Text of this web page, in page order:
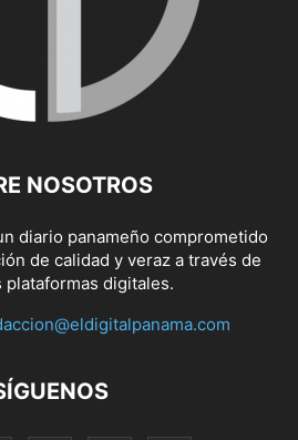
NOSOTROS
diario panameño comprometido
de calidad y veraz a través de
plataformas digitales.